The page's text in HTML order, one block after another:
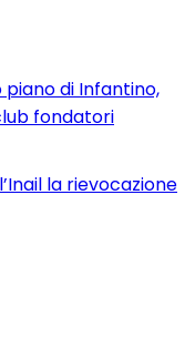
di Infantino,
fondatori
la rievocazione